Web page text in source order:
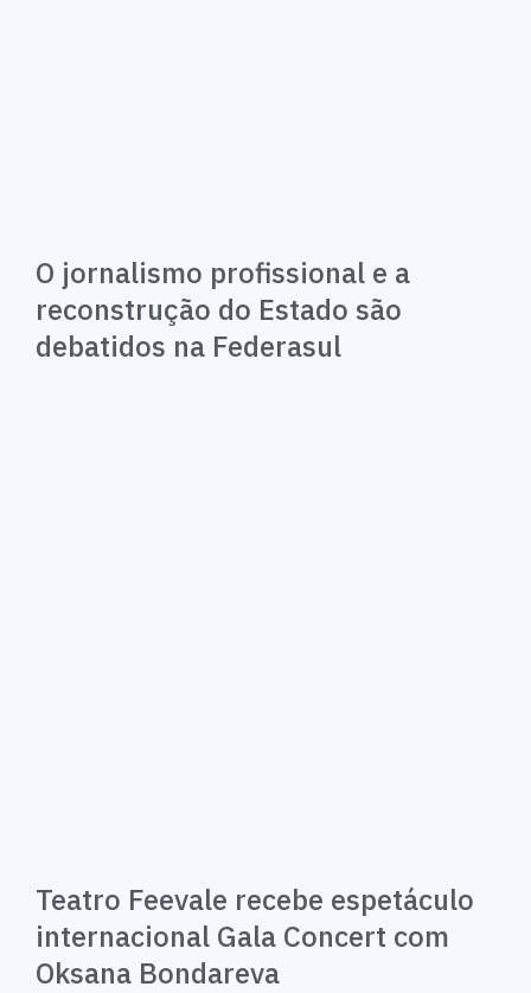
O jornalismo profissional e a
reconstrução do Estado são
debatidos na Federasul
Teatro Feevale recebe espetáculo
internacional Gala Concert com
Oksana Bondareva